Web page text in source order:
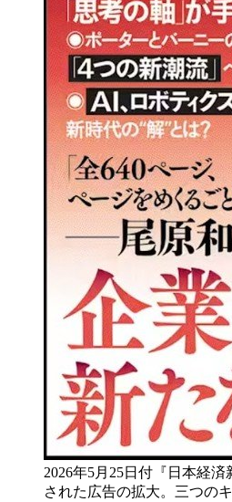
2026年5月25日付『日本経
された広告の拡大。三つの